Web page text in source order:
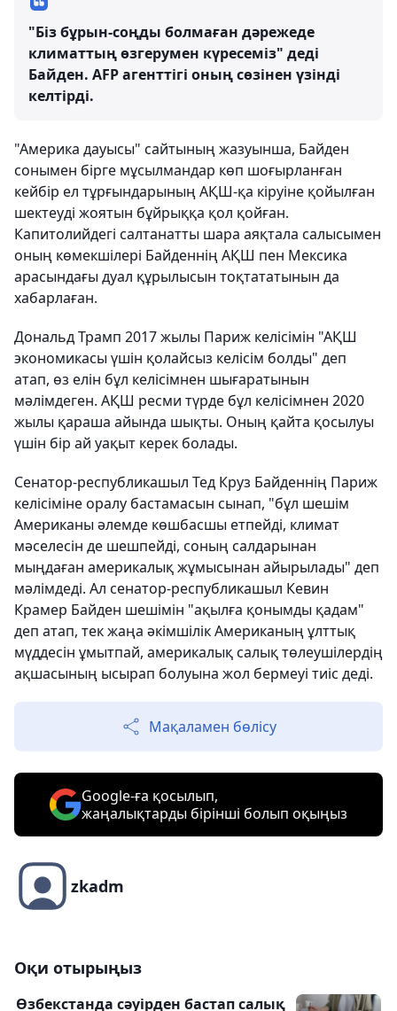
"Біз бұрын-соңды болмаған дәрежеде
климаттың өзгерумен күресеміз" деді
Байден. AFP агенттігі оның сөзінен үзінді
келтірді.
"Америка дауысы" сайтының жазуынша, Байден
сонымен бірге мұсылмандар көп шоғырланған
кейбір ел тұрғындарының АҚШ-қа кіруіне қойылған
шектеуді жоятын бұйрыққа қол қойған.
Капитолийдегі салтанатты шара аяқтала салысымен
оның көмекшілері Байденнің АҚШ пен Мексика
арасындағы дуал құрылысын тоқтататынын да
хабарлаған.
Дональд Трамп 2017 жылы Париж келісімін "АҚШ
экономикасы үшін қолайсыз келісім болды" деп
атап, өз елін бұл келісімнен шығаратынын
мәлімдеген. АҚШ ресми түрде бұл келісімнен 2020
жылы қараша айында шықты. Оның қайта қосылуы
үшін бір ай уақыт керек болады.
Сенатор-республикашыл Тед Круз Байденнің Париж
келісіміне оралу бастамасын сынап, "бұл шешім
Американы әлемде көшбасшы етпейді, климат
мәселесін де шешпейді, соның салдарынан
мыңдаған америкалық жұмысынан айырылады" деп
мәлімдеді. Ал сенатор-республикашыл Кевин
Крамер Байден шешімін "ақылға қонымды қадам"
деп атап, тек жаңа әкімшілік Американың ұлттық
мүддесін ұмытпай, америкалық салық төлеушілердің
ақшасының ысырап болуына жол бермеуі тиіс деді.
Мақаламен бөлісу
Google-ға қосылып,
жаңалықтарды бірінші болып оқыңыз
zkadm
Оқи отырыңыз
Өзбекстанда сәуірден бастап салық